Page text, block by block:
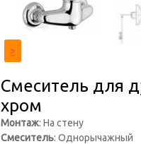
>
Смеситель для
хром
Монтаж: На стену
Смеситель: Однорычажный